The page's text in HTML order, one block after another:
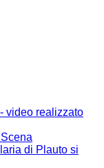
video realizzato
di Plauto si